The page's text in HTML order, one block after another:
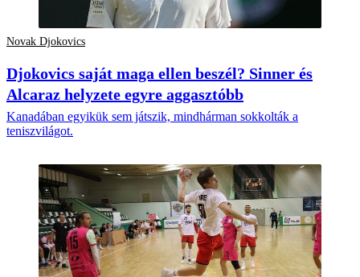
Novak Djokovics
Djokovics saját maga ellen beszél? Sinner és
Alcaraz helyzete egyre aggasztóbb
Kanadában egyikük sem játszik, mindhárman sokkolták a
teniszvilágot.